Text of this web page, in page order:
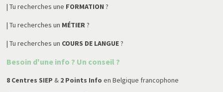
| Tu recherches une FORMATION ?
| Tu recherches un MÉTIER?
| Tu recherches un COURS DE LANGUE?
Besoin d'une info ? Un conseil ?
8 Centres SIEP & 2 Points Info en Belgique francophone